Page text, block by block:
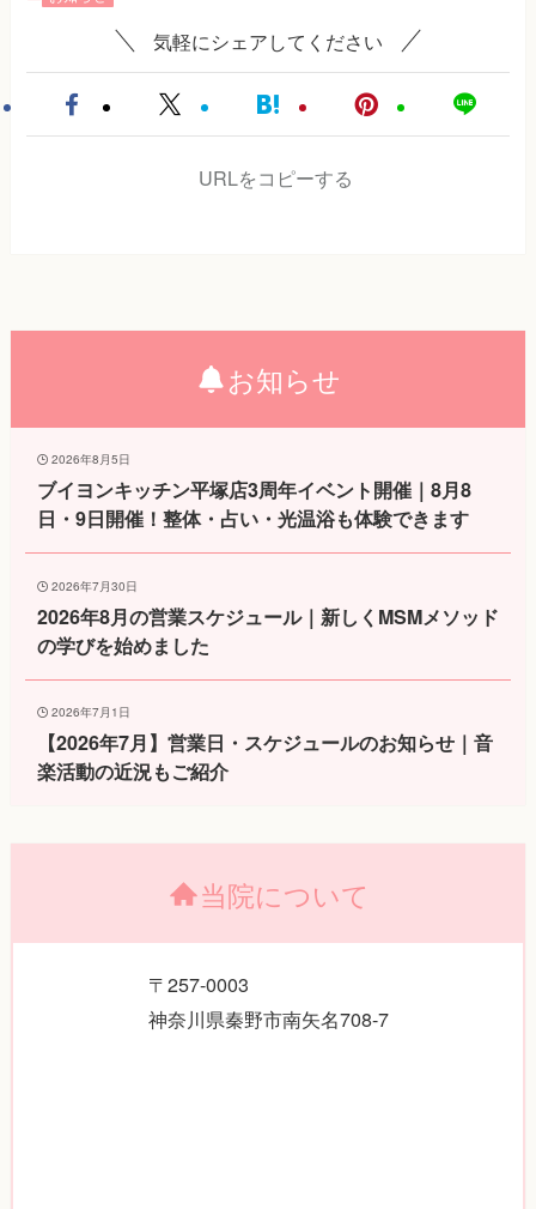
気軽にシェアしてください
URLをコピーする
お知らせ
2026年8月5日
ブイヨンキッチン平塚店3周年イベント開催｜8月8
日・9日開催！整体・占い・光温浴も体験できます
2026年7月30日
2026年8月の営業スケジュール｜新しくMSMメソッド
の学びを始めました
2026年7月1日
【2026年7月】営業日・スケジュールのお知らせ｜音
楽活動の近況もご紹介
当院について
〒257-0003
神奈川県秦野市南矢名708-7